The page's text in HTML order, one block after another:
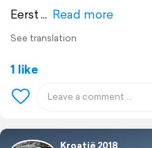
Eerst
Read more
See translation
1 like